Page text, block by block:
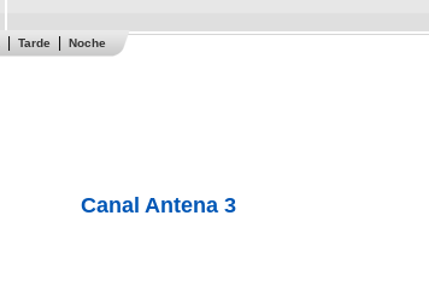
Tarde Noche
Canal Antena 3